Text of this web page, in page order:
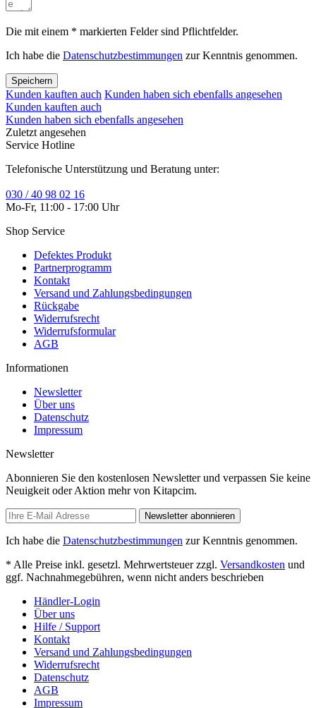
Die mit einem * markierten Felder sind Pflichtfelder.
Ich habe die Datenschutzbestimmungen zur Kenntnis genommen.
Speichern
Kunden kauften auch Kunden haben sich ebenfalls angesehen
Kunden kauften auch
Kunden haben sich ebenfalls angesehen
Zuletzt angesehen
Service Hotline
Telefonische Unterstützung und Beratung unter:
030 / 40 98 02 16
Mo-Fr, 11:00 - 17:00 Uhr
Shop Service
Defektes Produkt
Partnerprogramm
Kontakt
Versand und Zahlungsbedingungen
Rückgabe
Widerrufsrecht
Widerrufsformular
AGB
Informationen
Newsletter
Über uns
Datenschutz
Impressum
Newsletter
Abonnieren Sie den kostenlosen Newsletter und verpassen Sie keine
Neuigkeit oder Aktion mehr von Kitapcim.
Newsletter abonnieren
Ich habe die Datenschutzbestimmungen zur Kenntnis genommen.
* Alle Preise inkl. gesetzl. Mehrwertsteuer zzgl. Versandkosten und
ggf. Nachnahmegebühren, wenn nicht anders beschrieben
Händler-Login
Über uns
Hilfe / Support
Kontakt
Versand und Zahlungsbedingungen
Widerrufsrecht
Datenschutz
AGB
Impressum